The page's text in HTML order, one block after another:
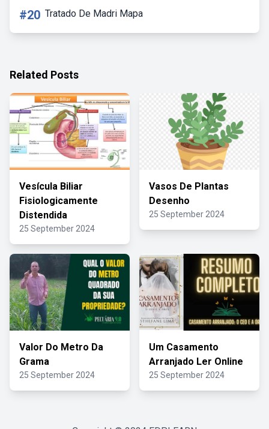
#20 Tratado De Madri Mapa
Related Posts
Vesícula Biliar
Fisiologicamente
Distendida
25 September 2024
Vasos De Plantas
Desenho
25 September 2024
Valor Do Metro Da
Grama
25 September 2024
Um Casamento
Arranjado Ler Online
25 September 2024